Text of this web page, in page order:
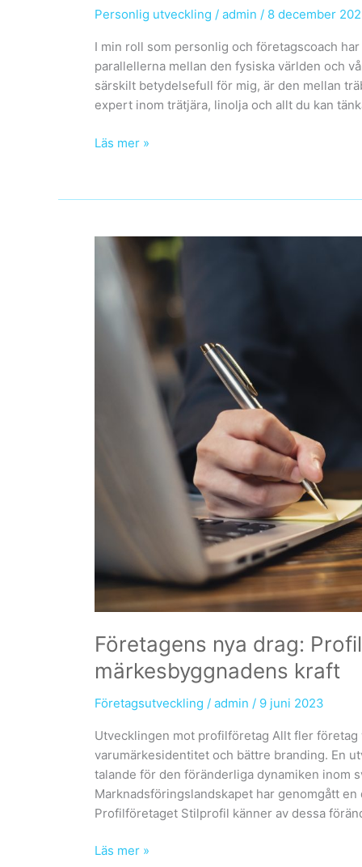
Personlig utveckling / admin / 8 december
I min roll som personlig och företagscoach
parallellerna mellan den fysiska världen och
särskilt betydelsefull för mig, är den mellan
expert inom trätjära, linolja och allt du kan
Från
personlig
lärdomar
från
Claessons
Läs mer »
Företagens nya drag:
märkesbyggnadens kraft
Företagsutveckling / admin / 9 juni 2023
Utvecklingen mot profilföretag Allt fler
varumärkesidentitet och bättre branding. En
talande för den föränderliga dynamiken inom
Marknadsföringslandskapet har genomgått
Profilföretaget Stilprofil känner av dessa
Företagens
Läs mer »